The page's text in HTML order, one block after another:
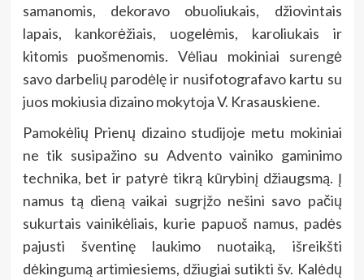
samanomis, dekoravo obuoliukais, džiovintais
lapais, kankorėžiais, uogelėmis, karoliukais ir
kitomis puošmenomis. Vėliau mokiniai surengė
savo darbelių parodėlę ir nusifotografavo kartu su
juos mokiusia dizaino mokytoja V. Krasauskiene.
Pamokėlių Prienų dizaino studijoje metu mokiniai
ne tik susipažino su Advento vainiko gaminimo
technika, bet ir patyrė tikrą kūrybinį džiaugsmą. Į
namus tą dieną vaikai sugrįžo nešini savo pačių
sukurtais vainikėliais, kurie papuoš namus, padės
pajusti šventinę laukimo nuotaiką, išreikšti
dėkingumą artimiesiems, džiugiai sutikti šv. Kalėdų